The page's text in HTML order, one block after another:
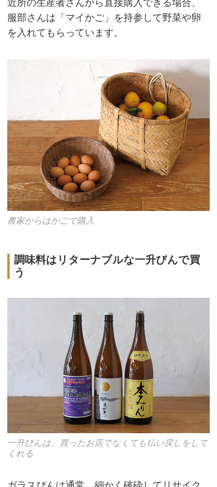
近所の生産者さんから直接購入できる場合、
服部さんは「マイかご」を持参して野菜や卵
を入れてもらっています。
農家からはかごで購入
調味料はリターナブルな一升びんで買
う
一升びんは、買ったお店でなくても払い戻しをして
くれる